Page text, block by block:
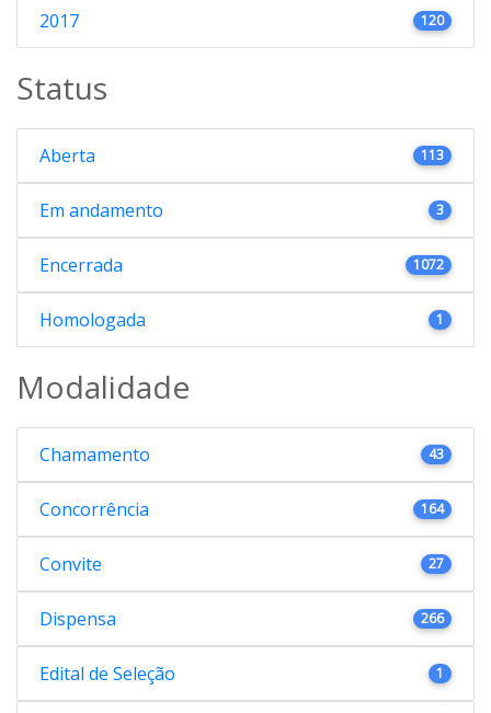
2017 120
Status
Aberta 113
Em andamento 3
Encerrada 1072
Homologada 1
Modalidade
Chamamento 43
Concorrência 164
Convite 27
Dispensa 266
Edital de Seleção 1